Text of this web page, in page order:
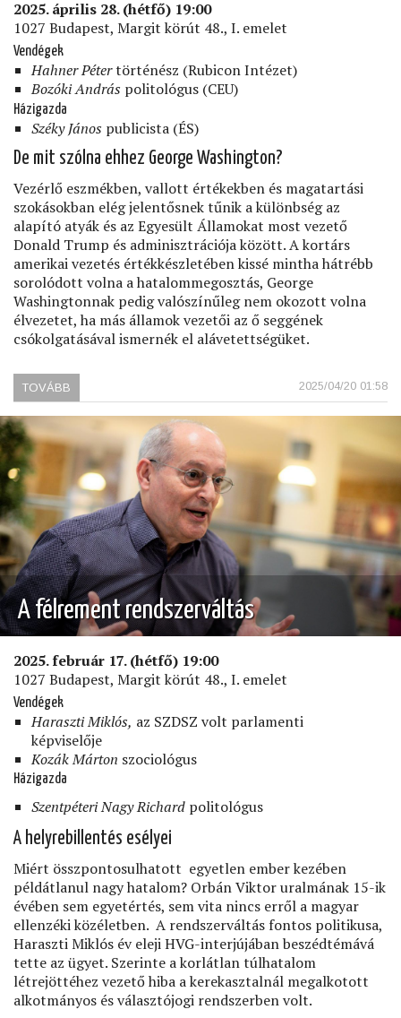
2025. április 28. (hétfő) 19:00
1027 Budapest, Margit körút 48., I. emelet
Vendégek
Hahner Pétertörténész (Rubicon Intézet)
Bozóki András politológus (CEU)
Házigazda
Széky János publicista (ÉS)
De mit szólna ehhez George Washington?
Vezérlő eszmékben, vallott értékekben és magatartási
szokásokban elég jelentősnek tűnik a különbség az
alapító atyák és az Egyesült Államokat most vezető
Donald Trump és adminisztrációja között. A kortárs
amerikai vezetés értékkészletében kissé mintha hátrébb
sorolódott volna a hatalommegosztás, George
Washingtonnak pedig valószínűleg nem okozott volna
élvezetet, ha más államok vezetői az ő seggének
csókolgatásával ismernék el alávetettségüket.
2025/04/20 01:58
TOVÁBB
AMERIKAI
ÁLOM
A félrement rendszerváltás
2025. február 17. (hétfő) 19:00
1027 Budapest, Margit körút 48., I. emelet
Vendégek
Haraszti Miklós, az SZDSZ volt parlamenti
képviselője
Kozák Márton szociológus
Házigazda
Szentpéteri Nagy Richard politológus
A helyrebillentés esélyei
Miért összpontosulhatott egyetlen ember kezében
példátlanul nagy hatalom? Orbán Viktor uralmának 15-ik
évében sem egyetértés, sem vita nincs erről a magyar
ellenzéki közéletben. A rendszerváltás fontos politikusa,
Haraszti Miklós év eleji HVG-interjújában beszédtémává
tette az ügyet. Szerinte a korlátlan túlhatalom
létrejöttéhez vezető hiba a kerekasztalnál megalkotott
alkotmányos és választójogi rendszerben volt.